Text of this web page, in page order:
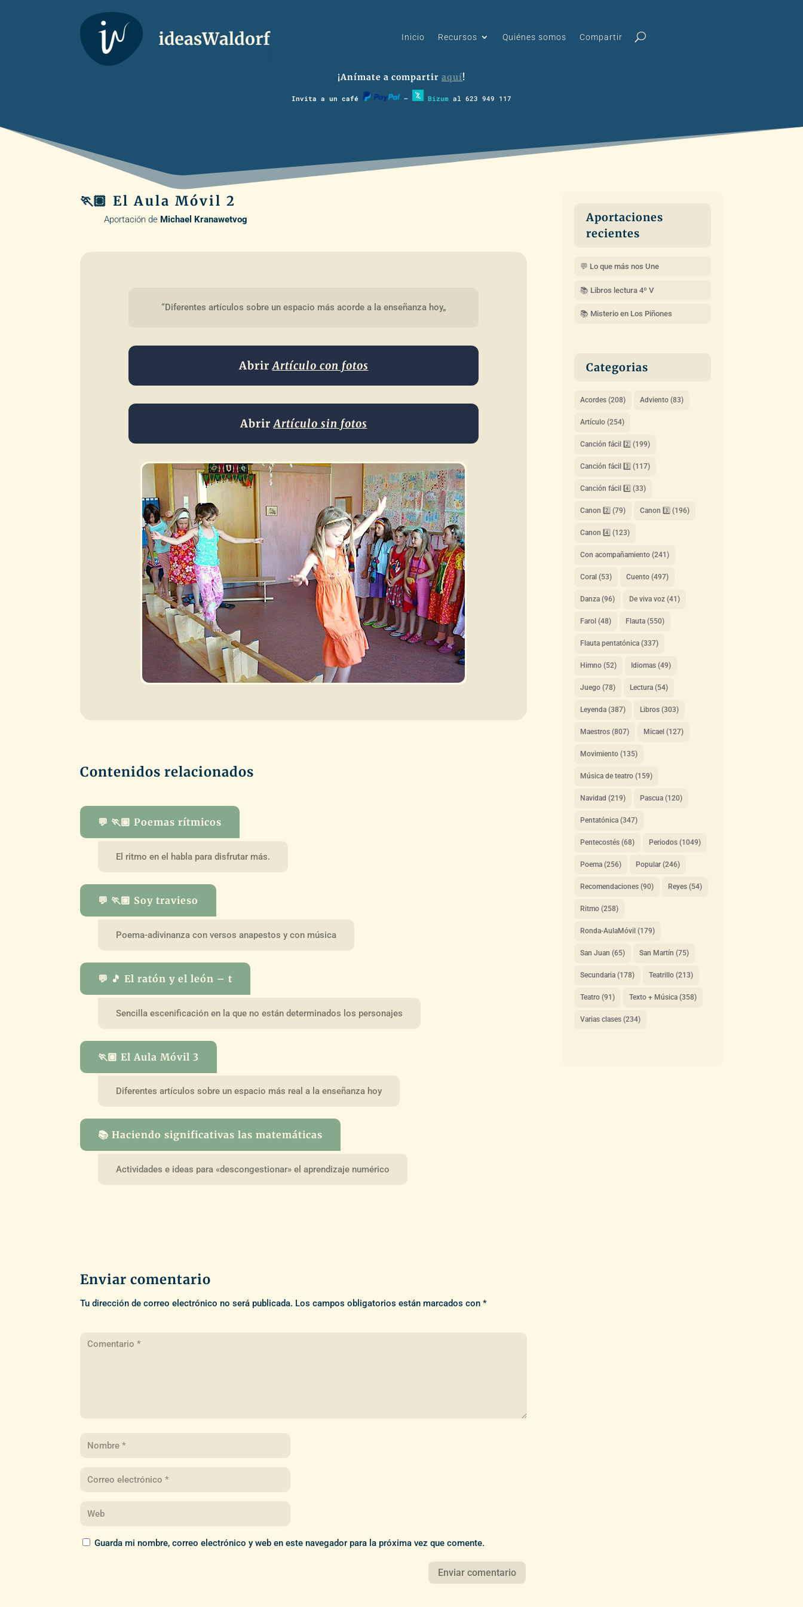
Inicio Recursos Quiénes somos Compartir
¡Anímate a compartir aquí!
Invita a un café – Bizum al 623 949 117
🏃🏽 El Aula Móvil 2
Aportación de Michael Kranawetvog
“Diferentes artículos sobre un espacio más acorde a la enseñanza hoy„
AbrirArtículo con fotos
AbrirArtículo sin fotos
Contenidos relacionados
💬 🏃🏽 Poemas rítmicos
El ritmo en el habla para disfrutar más.
💬 🏃🏽 Soy travieso
Poema-adivinanza con versos anapestos y con música
💬 🎵 El ratón y el león – t
Sencilla escenificación en la que no están determinados los personajes
🏃🏽 El Aula Móvil 3
Diferentes artículos sobre un espacio más real a la enseñanza hoy
📚 Haciendo significativas las matemáticas
Actividades e ideas para «descongestionar» el aprendizaje numérico
Enviar comentario
Tu dirección de correo electrónico no será publicada. Los campos obligatorios están marcados con*
Guarda mi nombre, correo electrónico y web en este navegador para la próxima vez que comente.
Aportaciones
recientes
💬 Lo que más nos Une
📚 Libros lectura 4º V
📚 Misterio en Los Piñones
Categorias
Acordes(208) Adviento(83)
Artículo(254)
Canción fácil 2️⃣ (199)
Canción fácil 3️⃣ (117)
Canción fácil 4️⃣ (33)
Canon 2️⃣ (79) Canon 3️⃣ (196)
Canon 4️⃣ (123)
Con acompañamiento(241)
Coral (53) Cuento(497)
Danza(96) De viva voz(41)
Farol (48) Flauta(550)
Flauta pentatónica(337)
Himno(52) Idiomas(49)
Juego(78) Lectura(54)
Leyenda(387) Libros(303)
Maestros(807) Micael (127)
Movimiento(135)
Música de teatro(159)
Navidad (219) Pascua(120)
Pentatónica(347)
Pentecostés(68) Periodos(1049)
Poema(256) Popular(246)
Recomendaciones(90) Reyes(54)
Ritmo(258)
Ronda-AulaMóvil (179)
San Juan (65) San Martín (75)
Secundaria(178) Teatrillo(213)
Teatro(91) Texto + Música(358)
Varias clases(234)